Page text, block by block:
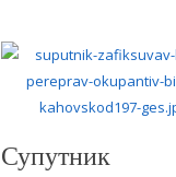
Супутник